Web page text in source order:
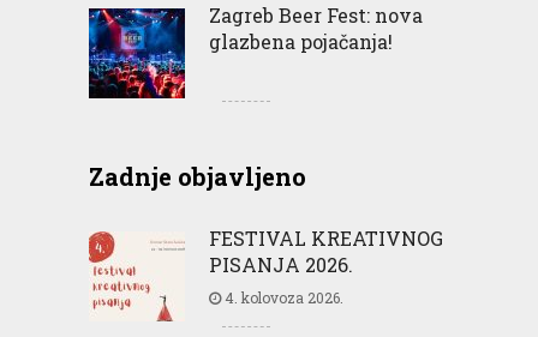
Zagreb Beer Fest: nova
glazbena pojačanja!
Zadnje objavljeno
FESTIVAL KREATIVNOG
PISANJA 2026.
4. kolovoza 2026.